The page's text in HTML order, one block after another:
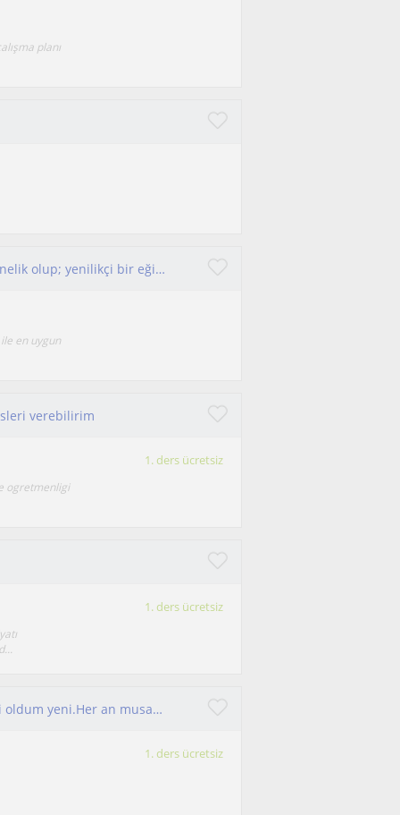
planı
Ortaokul, Lise, LGS, TYT ve AYT öğrencilerine yönelik olup; yenilikçi bir eğitimci...
en uygun
verebilirim
1. ders ücretsiz
ogretmenligi
1. ders ücretsiz
Ortaokul ilkokul Türkçe dersi verebilirim.Emekli oldum yeni.Her an musaitim
1. ders ücretsiz